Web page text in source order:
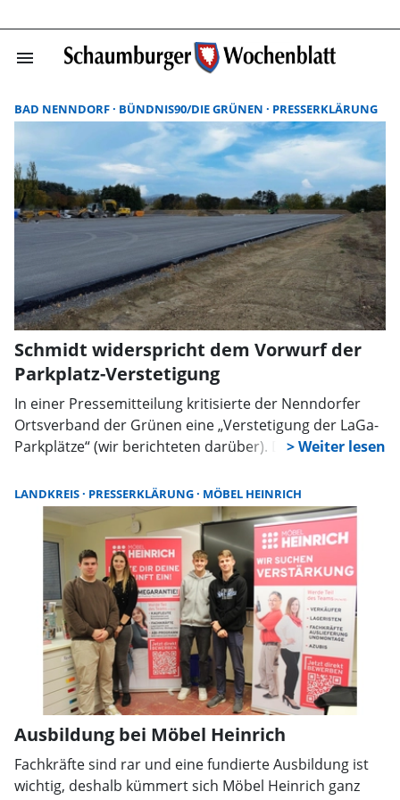
menu
BAD NENNDORF BÜNDNIS90/DIE GRÜNEN PRESSERKLÄRUNG
Schmidt widerspricht dem Vorwurf der
Parkplatz-Verstetigung
In einer Pressemitteilung kritisierte der Nenndorfer
Ortsverband der Grünen eine „Verstetigung der LaGa-
Parkplätze“ (wir berichteten darüber). Den dort
Schmidt mit Nachdruck und in allen aufgeführten
Punkten.
LANDKREIS PRESSERKLÄRUNG MÖBEL HEINRICH
Ausbildung bei Möbel Heinrich
Fachkräfte sind rar und eine fundierte Ausbildung ist
wichtig, deshalb kümmert sich Möbel Heinrich ganz